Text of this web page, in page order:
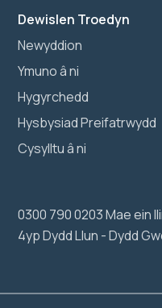
Dewislen Troedyn
Newyddion
Ymuno â ni
Hygyrchedd
Hysbysiad Preifatrwydd
Cysylltu â ni
0300 790 0203 Mae ein
4yp Dydd Llun - Dydd